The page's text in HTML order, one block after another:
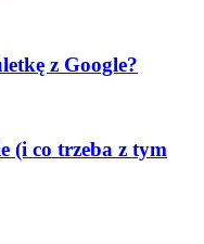
z Google?
(i co trzeba z tym